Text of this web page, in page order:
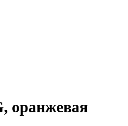
оранжевая